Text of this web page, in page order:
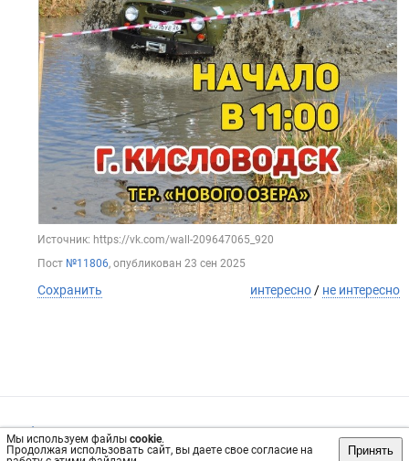
Мы используем файлы cookie.
Продолжая использовать сайт, вы даете свое согласие на
Принять
Источник: https://vk.com/wall-209647065_920
Пост №11806, опубликован 23 сен 2025
Сохранить интересно/ не интересно
Обратная связь Инвесторам
Вконтакте
vrachi26.ru, 2019-2026 гг.